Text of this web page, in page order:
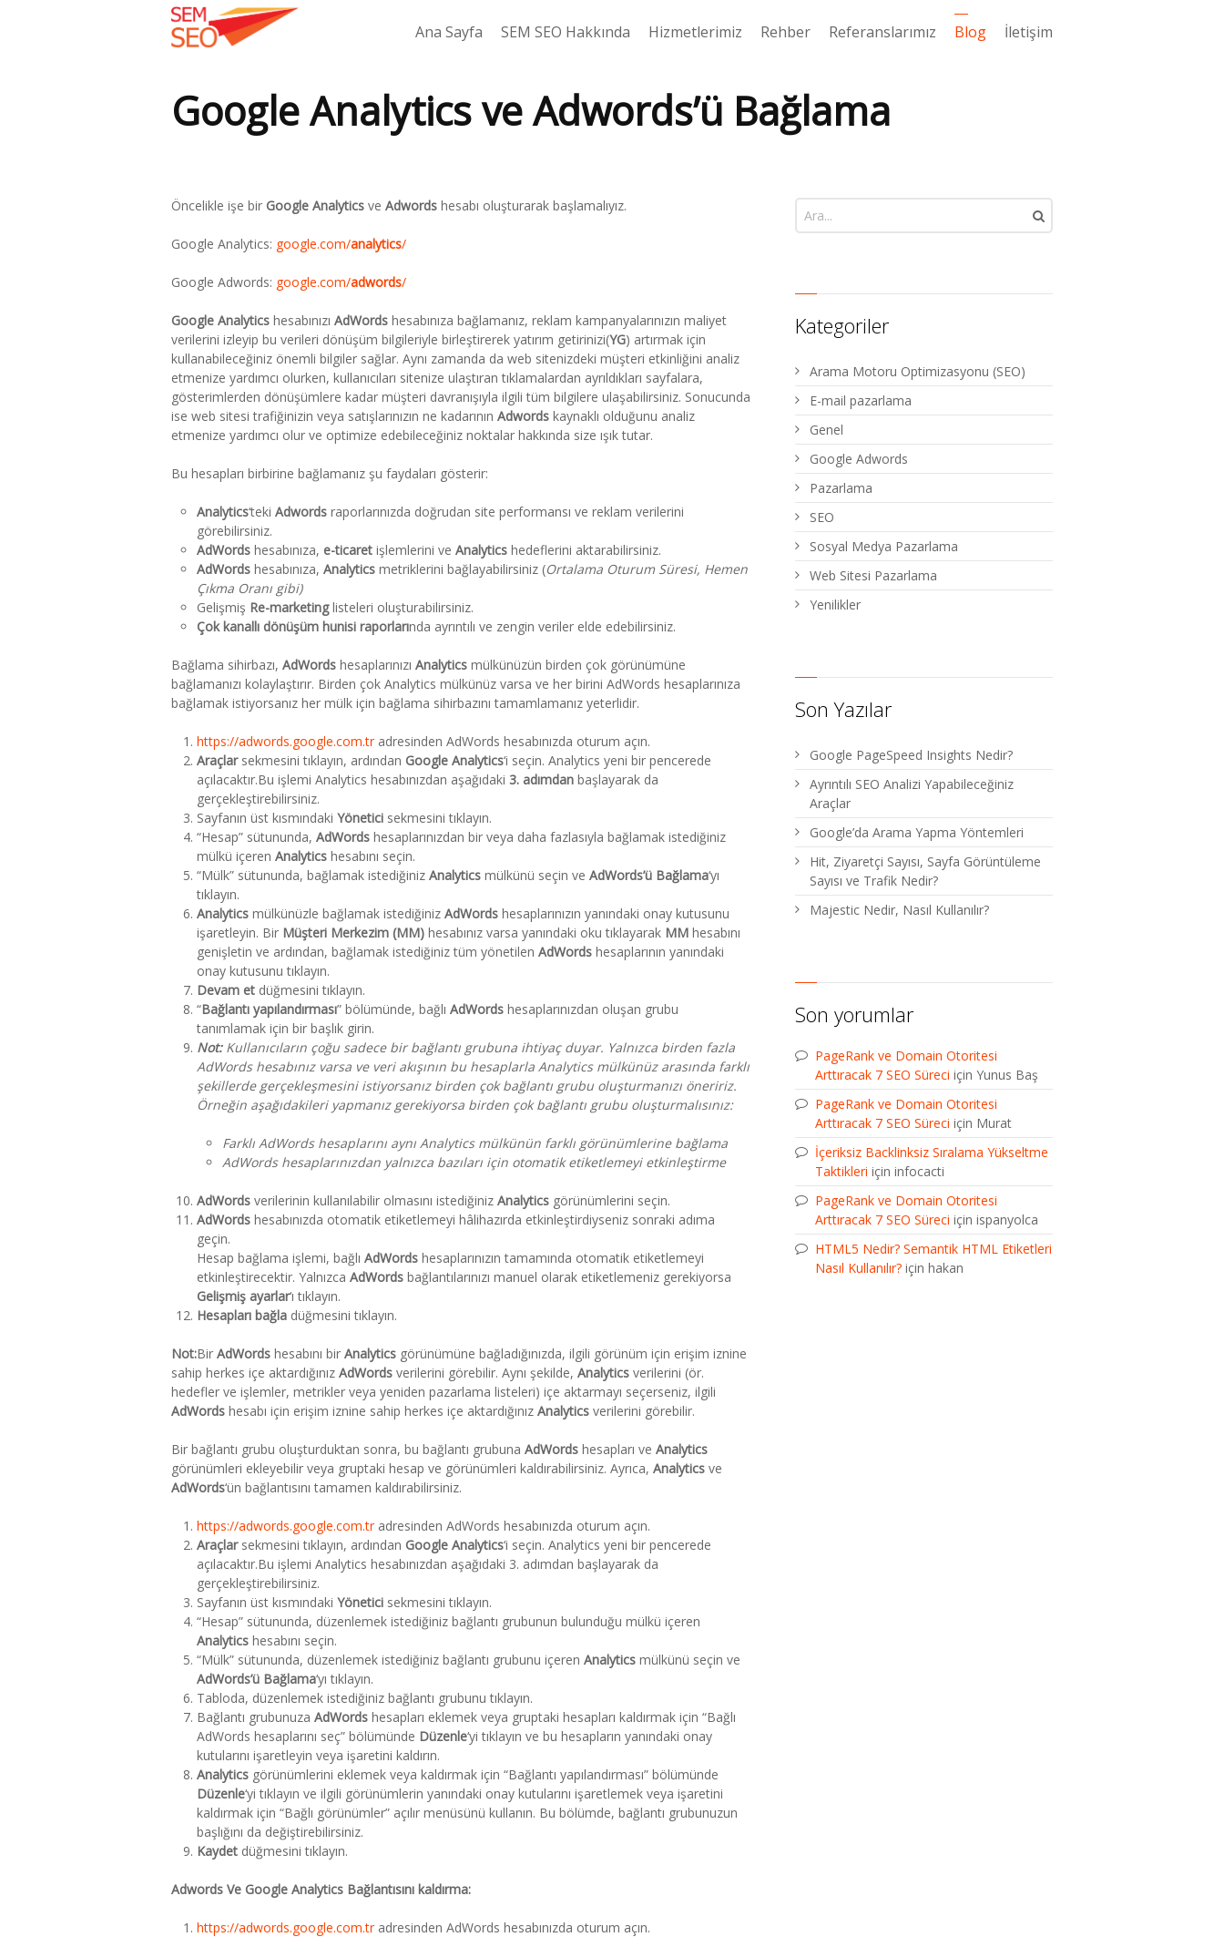
Ana Sayfa SEM SEO Hakkında Hizmetlerimiz Rehber Referanslarımız Blog İletişim
Google Analytics ve Adwords’ü Bağlama
Öncelikle işe bir Google Analytics ve Adwords hesabı oluşturarak başlamalıyız.
Google Analytics: google.com/analytics/
Google Adwords: google.com/adwords/
Google Analytics hesabınızı AdWords hesabınıza bağlamanız, reklam kampanyalarınızın maliyet
verilerini izleyip bu verileri dönüşüm bilgileriyle birleştirerek yatırım getirinizi(YG) artırmak için
kullanabileceğiniz önemli bilgiler sağlar. Aynı zamanda da web sitenizdeki müşteri etkinliğini analiz
etmenize yardımcı olurken, kullanıcıları sitenize ulaştıran tıklamalardan ayrıldıkları sayfalara,
gösterimlerden dönüşümlere kadar müşteri davranışıyla ilgili tüm bilgilere ulaşabilirsiniz. Sonucunda
ise web sitesi trafiğinizin veya satışlarınızın ne kadarının Adwords kaynaklı olduğunu analiz
etmenize yardımcı olur ve optimize edebileceğiniz noktalar hakkında size ışık tutar.
Bu hesapları birbirine bağlamanız şu faydaları gösterir:
Analytics‘teki Adwords raporlarınızda doğrudan site performansı ve reklam verilerini
görebilirsiniz.
AdWords hesabınıza, e-ticaret işlemlerini ve Analytics hedeflerini aktarabilirsiniz.
AdWords hesabınıza, Analytics metriklerini bağlayabilirsiniz (Ortalama Oturum Süresi, Hemen
Çıkma Oranı gibi)
Gelişmiş Re-marketinglisteleri oluşturabilirsiniz.
Çok kanallı dönüşüm hunisi raporlarında ayrıntılı ve zengin veriler elde edebilirsiniz.
Bağlama sihirbazı, AdWords hesaplarınızı Analytics mülkünüzün birden çok görünümüne
bağlamanızı kolaylaştırır. Birden çok Analytics mülkünüz varsa ve her birini AdWords hesaplarınıza
bağlamak istiyorsanız her mülk için bağlama sihirbazını tamamlamanız yeterlidir.
https://adwords.google.com.tradresinden AdWords hesabınızda oturum açın.
Araçlarsekmesini tıklayın, ardından Google Analytics‘i seçin. Analytics yeni bir pencerede
açılacaktır.Bu işlemi Analytics hesabınızdan aşağıdaki 3. adımdan başlayarak da
gerçekleştirebilirsiniz.
Sayfanın üst kısmındaki Yönetici sekmesini tıklayın.
“Hesap” sütununda, AdWords hesaplarınızdan bir veya daha fazlasıyla bağlamak istediğiniz
mülkü içeren Analytics hesabını seçin.
“Mülk” sütununda, bağlamak istediğiniz Analytics mülkünü seçin ve AdWords’ü Bağlama‘yı
tıklayın.
Analytics mülkünüzle bağlamak istediğiniz AdWords hesaplarınızın yanındaki onay kutusunu
işaretleyin. Bir Müşteri Merkezim (MM) hesabınız varsa yanındaki oku tıklayarak MM hesabını
genişletin ve ardından, bağlamak istediğiniz tüm yönetilen AdWords hesaplarının yanındaki
onay kutusunu tıklayın.
Devam et düğmesini tıklayın.
“Bağlantı yapılandırması” bölümünde, bağlı AdWords hesaplarınızdan oluşan grubu
tanımlamak için bir başlık girin.
Not:Kullanıcıların çoğu sadece bir bağlantı grubuna ihtiyaç duyar. Yalnızca birden fazla
AdWords hesabınız varsa ve veri akışının bu hesaplarla Analytics mülkünüz arasında farklı
şekillerde gerçekleşmesini istiyorsanız birden çok bağlantı grubu oluşturmanızı öneririz.
Örneğin aşağıdakileri yapmanız gerekiyorsa birden çok bağlantı grubu oluşturmalısınız:
Farklı AdWords hesaplarını aynı Analytics mülkünün farklı görünümlerine bağlama
AdWords hesaplarınızdan yalnızca bazıları için otomatik etiketlemeyi etkinleştirme
AdWords verilerinin kullanılabilir olmasını istediğiniz Analytics görünümlerini seçin.
AdWords hesabınızda otomatik etiketlemeyi hâlihazırda etkinleştirdiyseniz sonraki adıma
geçin.
Hesap bağlama işlemi, bağlı AdWords hesaplarınızın tamamında otomatik etiketlemeyi
etkinleştirecektir. Yalnızca AdWords bağlantılarınızı manuel olarak etiketlemeniz gerekiyorsa
Gelişmiş ayarlar‘ı tıklayın.
Hesapları bağla düğmesini tıklayın.
Not:Bir AdWords hesabını bir Analytics görünümüne bağladığınızda, ilgili görünüm için erişim iznine
sahip herkes içe aktardığınız AdWords verilerini görebilir. Aynı şekilde, Analytics verilerini (ör.
hedefler ve işlemler, metrikler veya yeniden pazarlama listeleri) içe aktarmayı seçerseniz, ilgili
AdWords hesabı için erişim iznine sahip herkes içe aktardığınız Analytics verilerini görebilir.
Bir bağlantı grubu oluşturduktan sonra, bu bağlantı grubuna AdWords hesapları ve Analytics
görünümleri ekleyebilir veya gruptaki hesap ve görünümleri kaldırabilirsiniz. Ayrıca, Analytics ve
AdWords‘ün bağlantısını tamamen kaldırabilirsiniz.
https://adwords.google.com.tradresinden AdWords hesabınızda oturum açın.
Araçlarsekmesini tıklayın, ardından Google Analytics‘i seçin. Analytics yeni bir pencerede
açılacaktır.Bu işlemi Analytics hesabınızdan aşağıdaki 3. adımdan başlayarak da
gerçekleştirebilirsiniz.
Sayfanın üst kısmındaki Yönetici sekmesini tıklayın.
“Hesap” sütununda, düzenlemek istediğiniz bağlantı grubunun bulunduğu mülkü içeren
Analytics hesabını seçin.
“Mülk” sütununda, düzenlemek istediğiniz bağlantı grubunu içeren Analytics mülkünü seçin ve
AdWords’ü Bağlama‘yı tıklayın.
Tabloda, düzenlemek istediğiniz bağlantı grubunu tıklayın.
Bağlantı grubunuza AdWords hesapları eklemek veya gruptaki hesapları kaldırmak için “Bağlı
AdWords hesaplarını seç” bölümünde Düzenle‘yi tıklayın ve bu hesapların yanındaki onay
kutularını işaretleyin veya işaretini kaldırın.
Analytics görünümlerini eklemek veya kaldırmak için “Bağlantı yapılandırması” bölümünde
Düzenle‘yi tıklayın ve ilgili görünümlerin yanındaki onay kutularını işaretlemek veya işaretini
kaldırmak için “Bağlı görünümler” açılır menüsünü kullanın. Bu bölümde, bağlantı grubunuzun
başlığını da değiştirebilirsiniz.
Kaydet düğmesini tıklayın.
Adwords Ve Google Analytics Bağlantısını kaldırma:
https://adwords.google.com.tradresinden AdWords hesabınızda oturum açın.
Kategoriler
Arama Motoru Optimizasyonu (SEO)
E-mail pazarlama
Genel
Google Adwords
Pazarlama
SEO
Sosyal Medya Pazarlama
Web Sitesi Pazarlama
Yenilikler
Son Yazılar
Google PageSpeed Insights Nedir?
Ayrıntılı SEO Analizi Yapabileceğiniz
Araçlar
Google’da Arama Yapma Yöntemleri
Hit, Ziyaretçi Sayısı, Sayfa Görüntüleme
Sayısı ve Trafik Nedir?
Majestic Nedir, Nasıl Kullanılır?
Son yorumlar
PageRank ve Domain Otoritesi
Arttıracak 7 SEO Süreci için Yunus Baş
PageRank ve Domain Otoritesi
Arttıracak 7 SEO Süreci için Murat
İçeriksiz Backlinksiz Sıralama Yükseltme
Taktikleri için infocacti
PageRank ve Domain Otoritesi
Arttıracak 7 SEO Süreci için ispanyolca
HTML5 Nedir? Semantik HTML Etiketleri
Nasıl Kullanılır?için hakan